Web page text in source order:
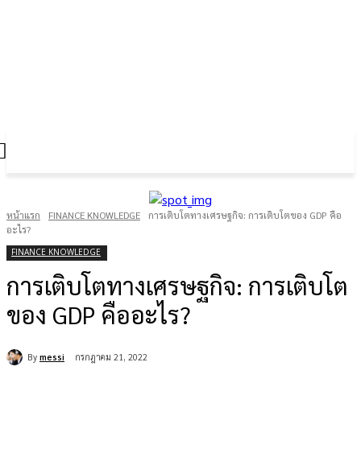
หน้าแรก FINANCE KNOWLEDGE
การเติบโตทางเศรษฐกิจ: การเติบโตของ GDP คือ
อะไร?
FINANCE KNOWLEDGE
การเติบโตทางเศรษฐกิจ: การเติบโต
ของ GDP คืออะไร?
By messi กรกฎาคม 21, 2022